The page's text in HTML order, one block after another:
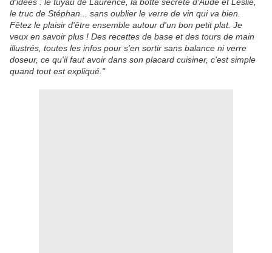
le truc de Stéphan... sans oublier le verre de vin qui va bien.
Fêtez le plaisir d'être ensemble autour d'un bon petit plat. Je
veux en savoir plus ! Des recettes de base et des tours de main
illustrés, toutes les infos pour s'en sortir sans balance ni verre
doseur, ce qu'il faut avoir dans son placard cuisiner, c'est simple
quand tout est expliqué."